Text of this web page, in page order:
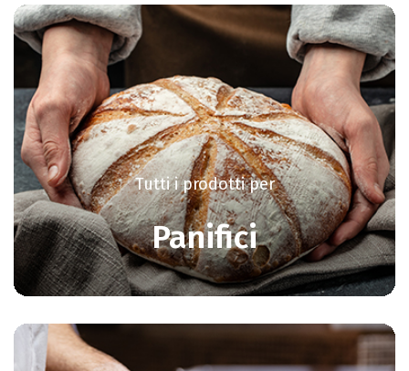
Tutti i prodotti per
Panifici